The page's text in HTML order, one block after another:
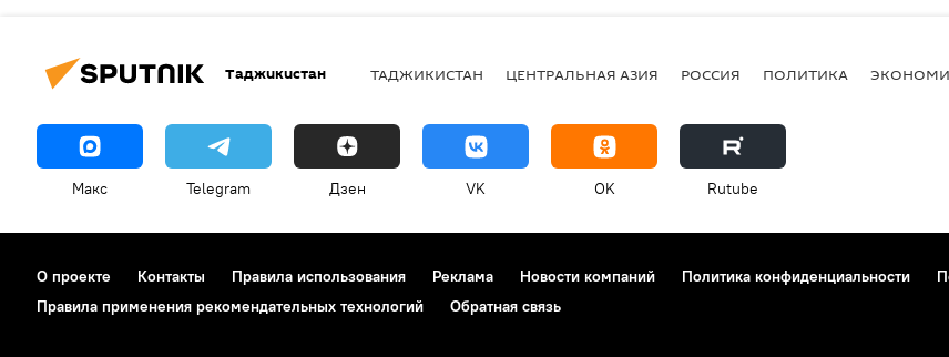
Таджикистан ТАДЖИКИСТАН ЦЕНТРАЛЬНАЯ АЗИЯ РОССИЯ ПОЛИТИКА
Макс Telegram Дзен VK OK Rutube
О проекте Контакты Правила использования Реклама Новости компаний Политика конфиденциальности
Правила применения рекомендательных технологий
Обратная связь